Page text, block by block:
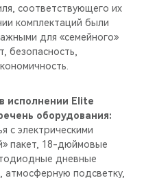
соответствующего их
комплектаций были
для «семейного»
безопасность,
в исполнении Elite
оборудования:
с электрическими
пакет, 18-дюймовые
дневные
подсветку,